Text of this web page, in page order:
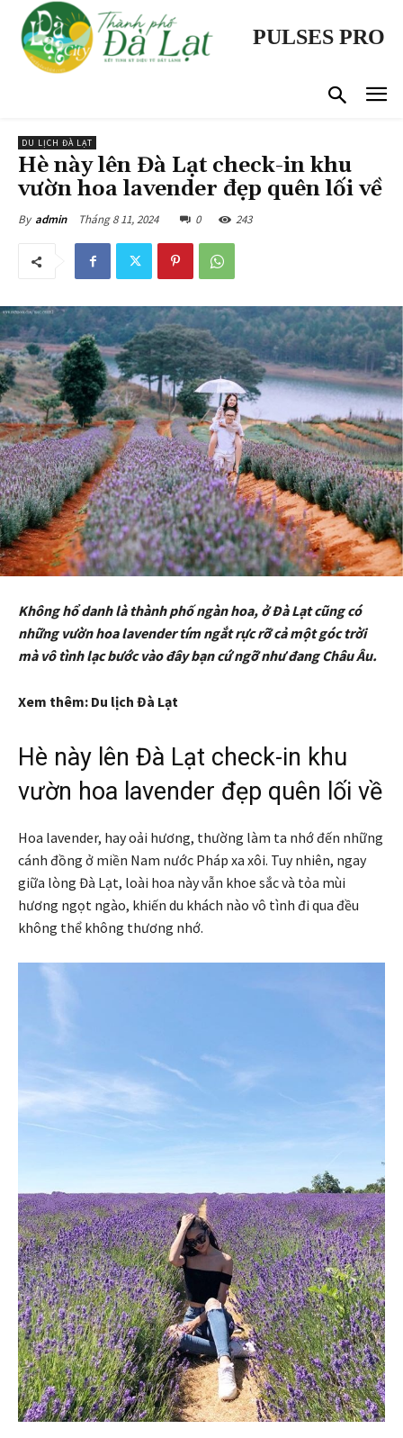
PULSES PRO
DU LỊCH ĐÀ LẠT
Hè này lên Đà Lạt check-in khu
vườn hoa lavender đẹp quên lối về
By admin Tháng 8 11, 2024 0 243
Không hổ danh là thành phố ngàn hoa, ở Đà Lạt cũng có
những vườn hoa lavender tím ngắt rực rỡ cả một góc trời ​
mà vô tình lạc bước vào đây bạn cứ ngỡ như đang Châu Âu.
Xem thêm: Du lịch Đà Lạt
Hè này lên Đà Lạt check-in khu
vườn hoa lavender đẹp quên lối về
Hoa lavender, hay oải hương, thường làm ta nhớ đến những
cánh đồng ở miền Nam nước Pháp xa xôi. Tuy nhiên, ngay
giữa lòng Đà Lạt, loài hoa này vẫn khoe sắc và tỏa mùi
hương ngọt ngào, khiến du khách nào vô tình đi qua đều
không thể không thương nhớ.